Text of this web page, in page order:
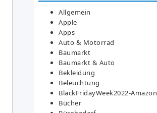
Allgemein
Apple
Apps
Auto & Motorrad
Baumarkt
Baumarkt & Auto
Bekleidung
Beleuchtung
BlackFridayWeek2022-Amazon
Bücher